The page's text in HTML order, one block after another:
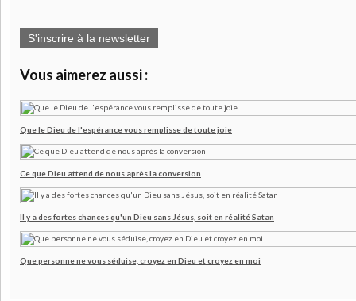
S'inscrire à la newsletter
Vous aimerez aussi :
Que le Dieu de l'espérance vous remplisse de toute joie
Ce que Dieu attend de nous après la conversion
Il y a des fortes chances qu'un Dieu sans Jésus, soit en réalité Satan
Que personne ne vous séduise, croyez en Dieu et croyez en moi